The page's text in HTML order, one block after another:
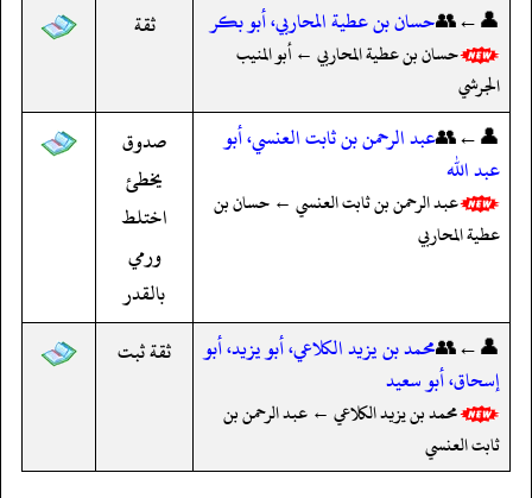
👤←👥حسان بن عطية المحاربي، أبو بكر
حسان بن عطية المحاربي ← أبو المنيب
الجرشي
ثقة
👤←👥عبد الرحمن بن ثابت العنسي، أبو
عبد الله
عبد الرحمن بن ثابت العنسي ← حسان بن
عطية المحاربي
صدوق
يخطئ
اختلط
ورمي
بالقدر
👤←👥محمد بن يزيد الكلاعي، أبو يزيد، أبو
إسحاق، أبو سعيد
محمد بن يزيد الكلاعي ← عبد الرحمن بن
ثابت العنسي
ثقة ثبت